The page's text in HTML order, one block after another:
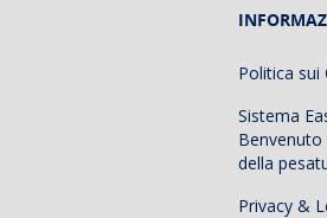
Politica sui
Sistema
Benvenuto
della
Privacy &